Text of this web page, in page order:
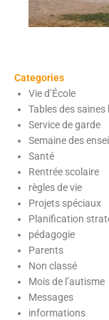
Cliquer
Categories
Vie d’École
Tables des
Service de garde
Semaine des
Santé
Rentrée scolaire
règles de vie
Projets spéciaux
Planification
pédagogie
Parents
Non classé
Mois de l’autisme
Messages
informations